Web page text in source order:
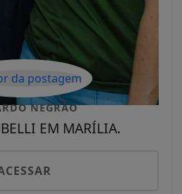
NEGRÃO
EM MARÍLIA.